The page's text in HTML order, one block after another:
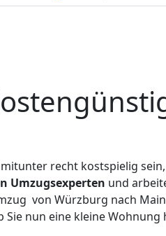
recht kostspielig
Umzugsexperten und
von Würzburg nach
Sie nun eine kleine